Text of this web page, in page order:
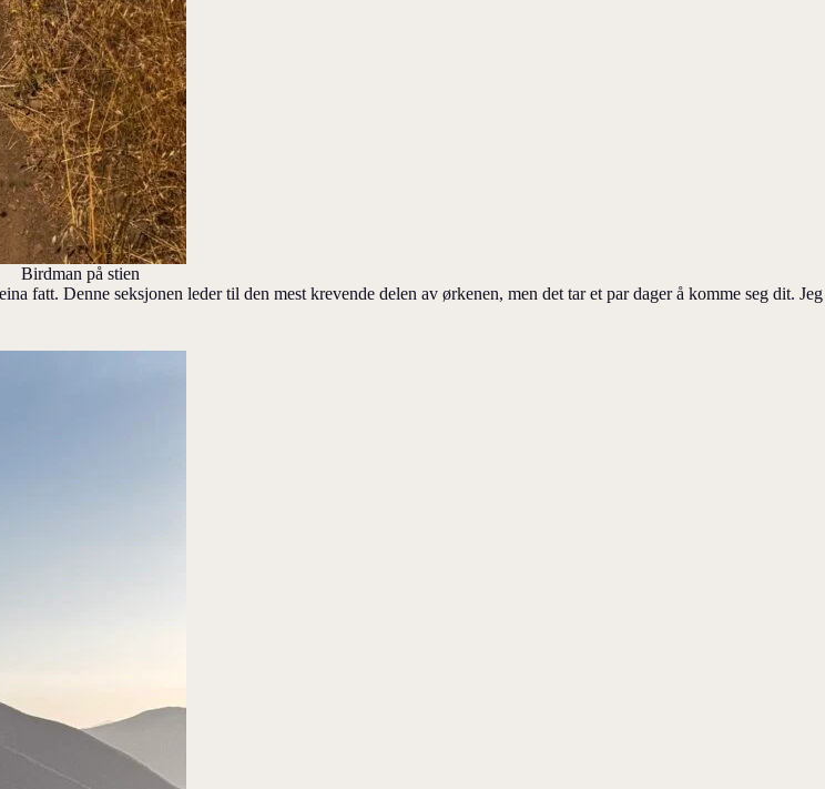
Birdman på stien
Denne seksjonen leder til den mest krevende delen av ørkenen, men det tar et par dager å komme seg dit. Jeg